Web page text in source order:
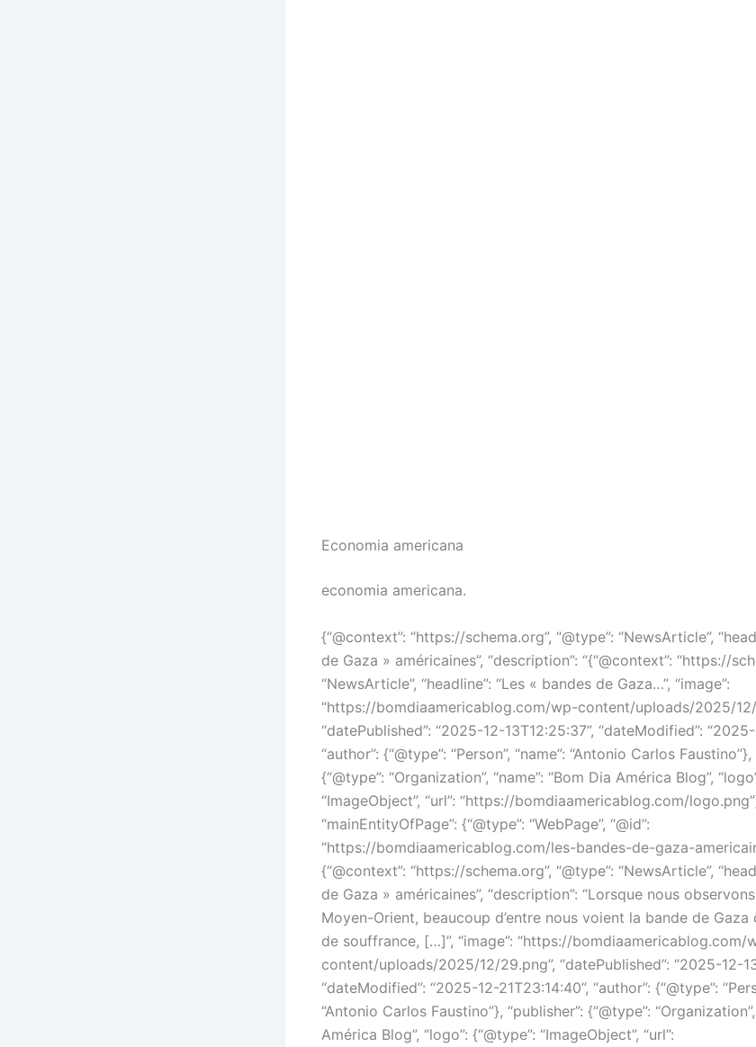
Economia americana
economia americana.
{“@context”: “https://schema.org”, “@type”: “NewsArticle”,
de Gaza » américaines”, “description”: “{“@context”: “https://
“NewsArticle”, “headline”: “Les « bandes de Gaza…”, “image”:
“https://bomdiaamericablog.com/wp-content/uploads/2025/12/
“datePublished”: “2025-12-13T12:25:37”, “dateModified”:
“author”: {“@type”: “Person”, “name”: “Antonio Carlos Faustino”},
{“@type”: “Organization”, “name”: “Bom Dia América Blog”,
“ImageObject”, “url”: “https://bomdiaamericablog.com/
“mainEntityOfPage”: {“@type”: “WebPage”, “@id”:
“https://bomdiaamericablog.com/les-bandes-de-gaza-
{“@context”: “https://schema.org”, “@type”: “NewsArticle”,
de Gaza » américaines”, “description”: “Lorsque nous
Moyen-Orient, beaucoup d’entre nous voient la bande de
de souffrance, […]”, “image”: “https://bomdiaamericablog.com/
content/uploads/2025/12/29.png”, “datePublished”: “2025-12-
“dateModified”: “2025-12-21T23:14:40”, “author”: {“@type”:
“Antonio Carlos Faustino”}, “publisher”: {“@type”:
América Blog”, “logo”: {“@type”: “ImageObject”, “url”: